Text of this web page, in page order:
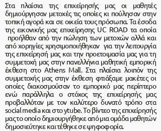
Στα πλαίσια της επιχείρησής μας οι μαθητές
δημιούργησαν μετοχές τις οποίες κι πούλησαν στην
τοπική αγορά και σε οικεία τους πρόσωπα. Τα έσοδα
της εικονικής μας επιχείρησης UC ROAD τα οποία
προήλθαν από την πώληση των μετοχών αλλά και
από χορηγίες χρησιμοποιήθηκαν για την λειτουργία
της επιχείρησή μας και την προετοιμασία μας για τη
συμμετοχή μας στην πανελλήνια μαθητική εμπορική
έκθεση στο Athens Mall. Στα πλαίσια λοιπόν της
συμμετοχής μας στην έκθεση φτιάξαμε μακέτες οι
οποίες διακοσμούσαν το εμπορικό μας περίπτερο
ενώ παράλληλα ο στόχος της επιχείρησής μας
προβαλλόταν με τον καλύτερο δυνατό τρόπο στα
social media και στο ytube. Το βίντεο της επιχείρησής
μας το οποίο δημιουργήθηκε από μια ομάδα μαθητών
δημοσιεύτηκε και τέθηκε σε ψηφοφορία.